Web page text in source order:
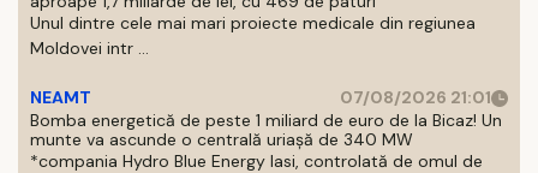
Unul dintre cele mai mari proiecte medicale din regiunea
Moldovei intr ...
NEAMT
07/08/2026 21:01
Bomba energetică de peste 1 miliard de euro de la Bicaz! Un
munte va ascunde o centrală uriașă de 340 MW
*compania Hydro Blue Energy Iasi, controlată de omul de